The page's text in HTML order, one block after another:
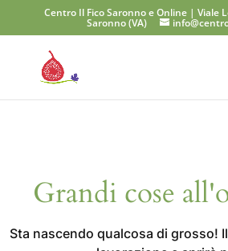
Centro Il Fico Saronno e Online | Viale
Saronno (VA)
Grandi cose
Sta nascendo qualcosa di grosso!